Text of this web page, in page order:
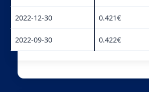
2022-12-30 0.421€
2022-09-30 0.422€